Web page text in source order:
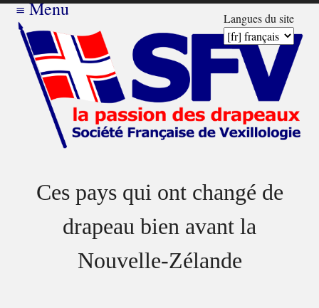
Langues du site
≡Menu
Ces pays qui ont changé de
drapeau bien avant la
Nouvelle-Zélande